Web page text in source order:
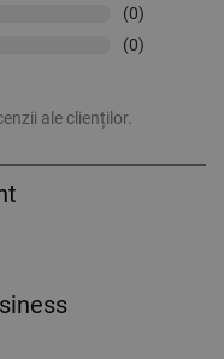
(0)
(0)
ale clienților.